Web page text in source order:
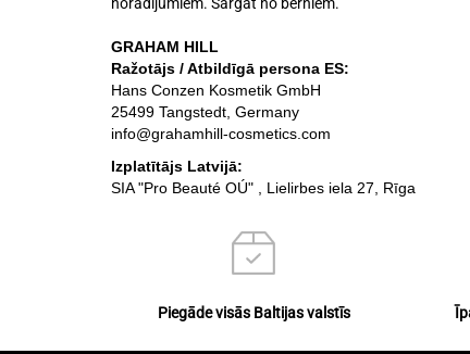
GRAHAM HILL
Ražotājs / Atbildīgā persona ES:
Hans Conzen Kosmetik GmbH
25499 Tangstedt, Germany
info@grahamhill-cosmetics.com
Izplatītājs Latvijā:
SIA "Pro Beauté OÚ" , Lielirbes iela 27, Rīga
Piegāde visās Baltijas valstīs